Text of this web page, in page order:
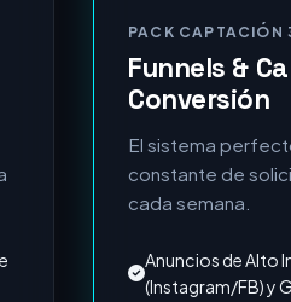
PACK CAPTACIÓN
Funnels &
Conversión
El sistema
cada semana.